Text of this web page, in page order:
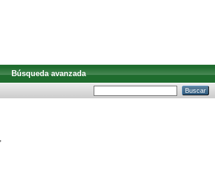
Búsqueda avanzada